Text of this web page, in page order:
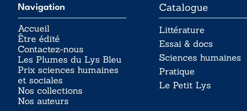
Navigation
Accueil
Être édité
Contactez-nous
Les Plumes du Lys Bleu
Prix sciences humaines
et sociales
Nos collections
Nos auteurs
Catalogue
Littérature
Essai & docs
Sciences humaines
Pratique
Le Petit Lys